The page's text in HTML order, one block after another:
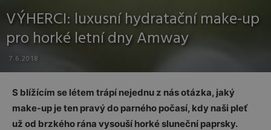
VÝHERCI: luxusní hydratační make-up
pro horké letní dny Amway
7.6.2018
S blížícím se létem trápí nejednu z nás otázka, jaký
make-up je ten pravý do parného počasí, kdy naši pleť
už od brzkého rána vysouší horké sluneční paprsky.